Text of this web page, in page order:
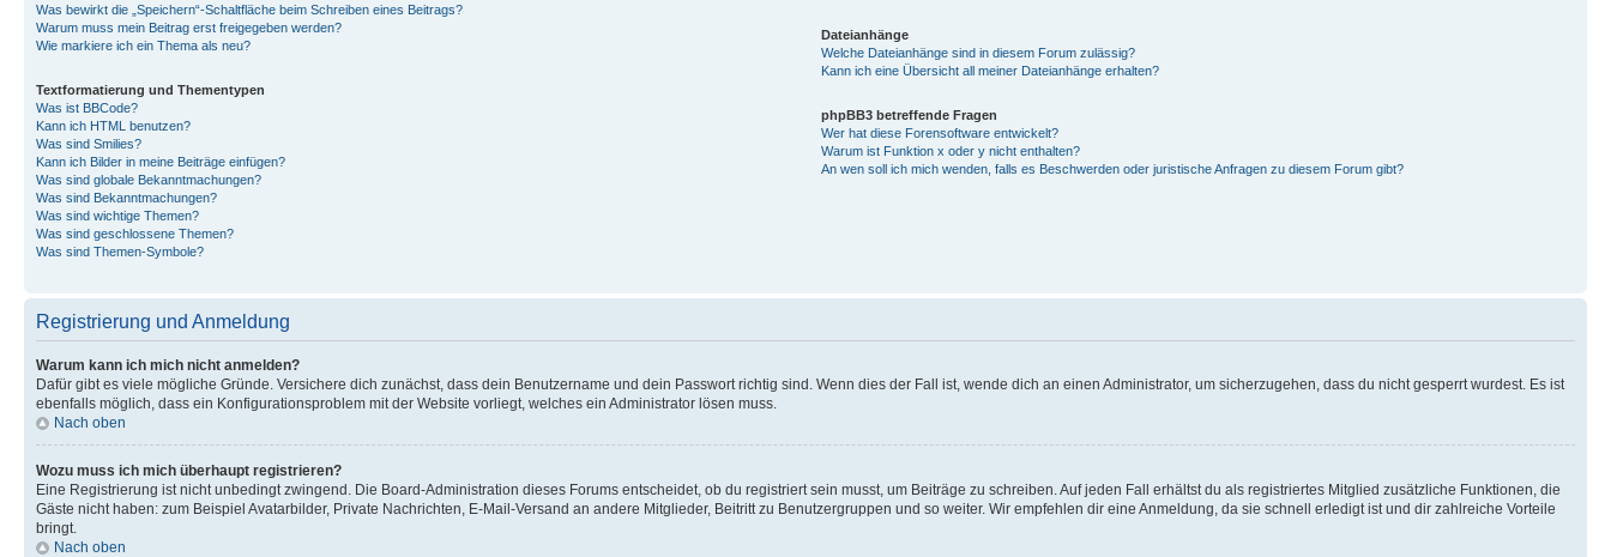
Was bewirkt die „Speichern“-Schaltfläche beim Schreiben eines Beitrags?
Warum muss mein Beitrag erst freigegeben werden?
Wie markiere ich ein Thema als neu?
Textformatierung und Thementypen
Was ist BBCode?
Kann ich HTML benutzen?
Was sind Smilies?
Kann ich Bilder in meine Beiträge einfügen?
Was sind globale Bekanntmachungen?
Was sind Bekanntmachungen?
Was sind wichtige Themen?
Was sind geschlossene Themen?
Was sind Themen-Symbole?
Dateianhänge
Welche Dateianhänge sind in diesem Forum zulässig?
Kann ich eine Übersicht all meiner Dateianhänge erhalten?
phpBB3 betreffende Fragen
Wer hat diese Forensoftware entwickelt?
Warum ist Funktion x oder y nicht enthalten?
An wen soll ich mich wenden, falls es Beschwerden oder juristische Anfragen zu diesem Forum gibt?
Registrierung und Anmeldung
Warum kann ich mich nicht anmelden?
Dafür gibt es viele mögliche Gründe. Versichere dich zunächst, dass dein Benutzername und dein Passwort richtig sind. Wenn dies der Fall ist, wende dich an einen Administrator, um sicherzugehen, dass du nicht gesperrt wurdest. Es ist
ebenfalls möglich, dass ein Konfigurationsproblem mit der Website vorliegt, welches ein Administrator lösen muss.
Nach oben
Wozu muss ich mich überhaupt registrieren?
Eine Registrierung ist nicht unbedingt zwingend. Die Board-Administration dieses Forums entscheidet, ob du registriert sein musst, um Beiträge zu schreiben. Auf jeden Fall erhältst du als registriertes Mitglied zusätzliche Funktionen, die
Gäste nicht haben: zum Beispiel Avatarbilder, Private Nachrichten, E-Mail-Versand an andere Mitglieder, Beitritt zu Benutzergruppen und so weiter. Wir empfehlen dir eine Anmeldung, da sie schnell erledigt ist und dir zahlreiche Vorteile
bringt.
Nach oben